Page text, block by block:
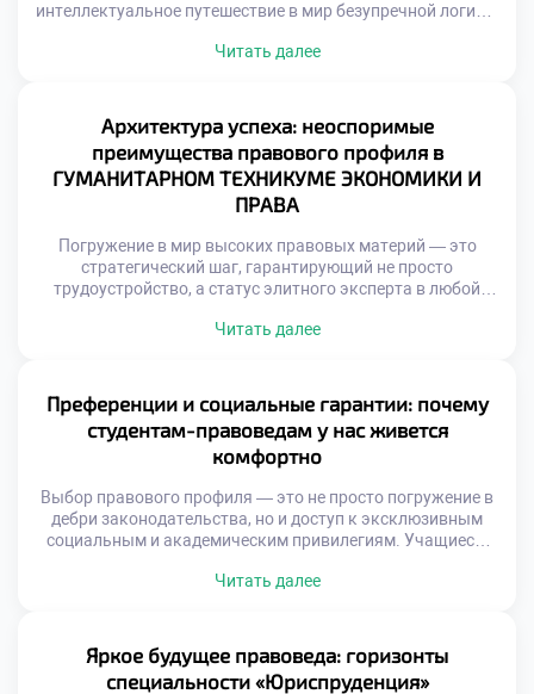
интеллектуальное путешествие в мир безупречной логики,
мечтающие о триумфе в профессии, неизбежно
московском техникуме становится тем самым надежным
компасом, который помогает будущим экспертам
эффективно овладевать сложными […]
Читать далее
Архитектура успеха: неоспоримые
преимущества правового профиля в
ГУМАНИТАРНОМ ТЕХНИКУМЕ ЭКОНОМИКИ И
ПРАВА
Погружение в мир высоких правовых материй — это
стратегический шаг, гарантирующий не просто
трудоустройство, а статус элитного эксперта в любой
законотворчества, судебной практики и международных
любой сложности. Именно поэтому продуманное
обучение в московском техникуме становится тем самым
надежным трамплином, […]
Читать далее
Преференции и социальные гарантии: почему
студентам-правоведам у нас живется
комфортно
Выбор правового профиля — это не просто погружение в
дебри законодательства, но и доступ к эксклюзивным
социальным и академическим привилегиям. Учащиеся,
обретают мощный фундамент для личного и карьерного
в мир больших возможностей, где каждый студент
окружен заботой и […]
Читать далее
Яркое будущее правоведа: горизонты
специальности «Юриспруденция»